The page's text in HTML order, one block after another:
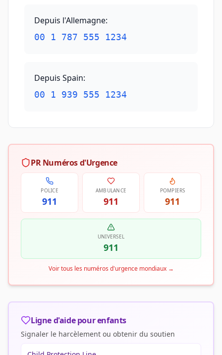
Depuis l'Allemagne:
00 1 787 555 1234
Depuis Spain:
00 1 939 555 1234
PR Numéros d'Urgence
POLICE
911
AMBULANCE
911
POMPIERS
911
UNIVERSEL
911
Voir tous les numéros d'urgence mondiaux→
Ligne d'aide pour enfants
Signaler le harcèlement ou obtenir du soutien